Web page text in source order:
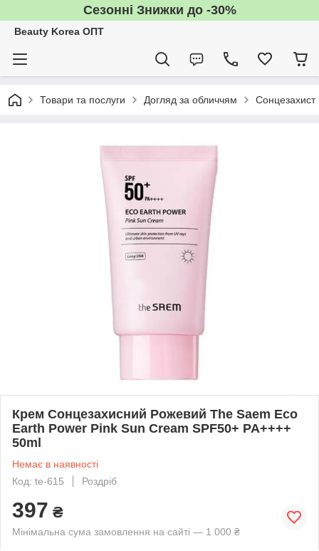
Сезонні Знижки до -30%
Beauty Korea ОПТ
Товари та послуги Догляд за обличчям Сонцезахист
Крем Сонцезахисний Рожевий The Saem Eco
Earth Power Pink Sun Cream SPF50+ PA++++
50ml
Немає в наявності
Код: te-615
Роздріб
397 ₴
Мінімальна сума замовлення на сайті — 1 000 ₴